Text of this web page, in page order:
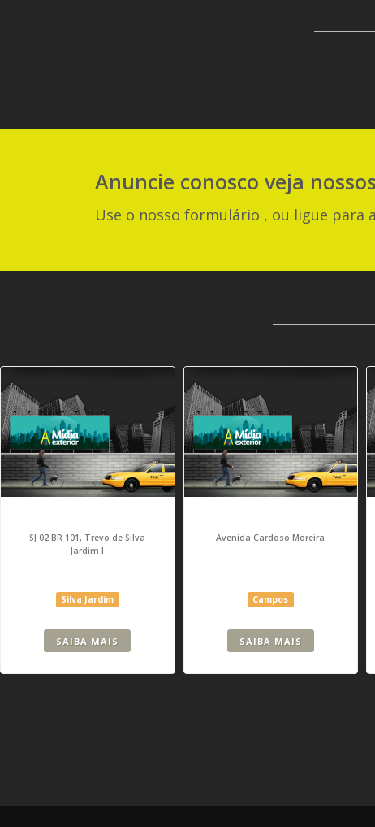
Anuncie conosco veja
Use o nosso formulário , ou ligue para
SJ 02 BR 101, Trevo de Silva
Jardim I
Silva Jardim
SAIBA MAIS
Avenida Cardoso Moreira
Campos
SAIBA MAIS